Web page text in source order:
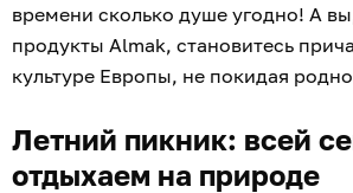
времени сколько душе угодно! А
продукты Almak, становитесь
культуре Европы, не покидая
Летний пикник: всей
отдыхаем на природе